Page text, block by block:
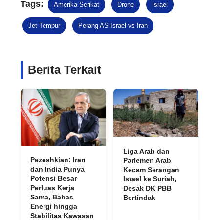
Tags: Amerika Serikat Drone Israel
Jet Tempur Perang AS-Israel vs Iran
Berita Terkait
Pezeshkian: Iran
dan India Punya
Potensi Besar
Perluas Kerja
Sama, Bahas
Energi hingga
Stabilitas Kawasan
Liga Arab dan
Parlemen Arab
Kecam Serangan
Israel ke Suriah,
Desak DK PBB
Bertindak